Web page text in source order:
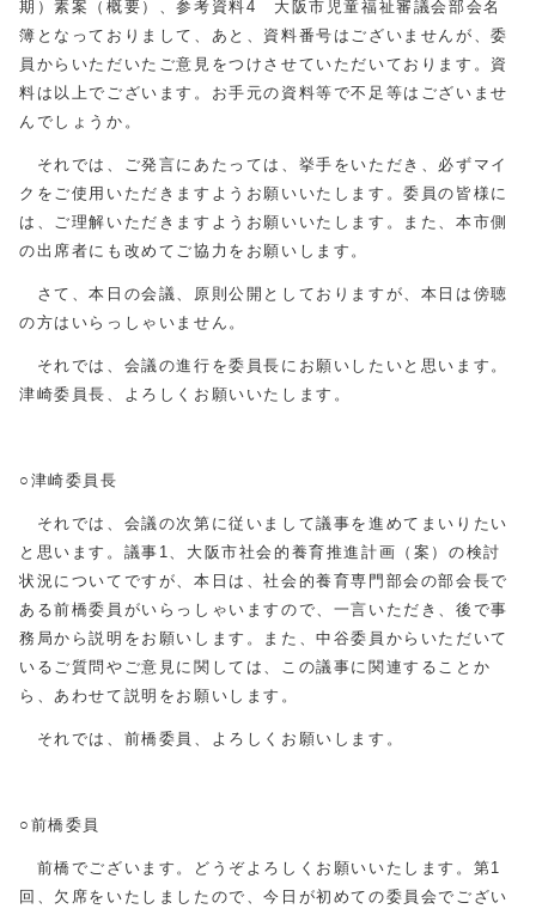
期）素案（概要）、参考資料4 大阪市児童福祉審議会部会名
簿となっておりまして、あと、資料番号はございませんが、委
員からいただいたご意見をつけさせていただいております。資
料は以上でございます。お手元の資料等で不足等はございませ
んでしょうか。
それでは、ご発言にあたっては、挙手をいただき、必ずマイ
クをご使用いただきますようお願いいたします。委員の皆様に
は、ご理解いただきますようお願いいたします。また、本市側
の出席者にも改めてご協力をお願いします。
さて、本日の会議、原則公開としておりますが、本日は傍聴
の方はいらっしゃいません。
それでは、会議の進行を委員長にお願いしたいと思います。
津崎委員長、よろしくお願いいたします。
○津崎委員長
それでは、会議の次第に従いまして議事を進めてまいりたい
と思います。議事1、大阪市社会的養育推進計画（案）の検討
状況についてですが、本日は、社会的養育専門部会の部会長で
ある前橋委員がいらっしゃいますので、一言いただき、後で事
務局から説明をお願いします。また、中谷委員からいただいて
いるご質問やご意見に関しては、この議事に関連することか
ら、あわせて説明をお願いします。
それでは、前橋委員、よろしくお願いします。
○前橋委員
前橋でございます。どうぞよろしくお願いいたします。第1
回、欠席をいたしましたので、今日が初めての委員会でござい